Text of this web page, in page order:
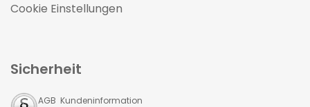
Cookie Einstellungen
Sicherheit
AGB Kundeninformation